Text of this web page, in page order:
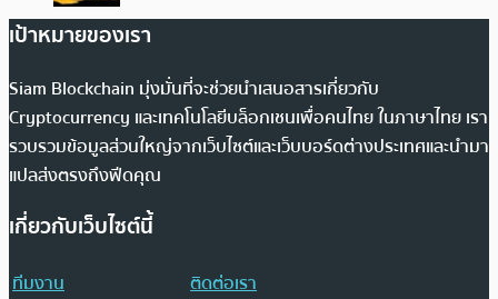
เป้าหมายของเรา
Siam Blockchain มุ่งมั่นที่จะช่วยนำเสนอสารเกี่ยวกับ
Cryptocurrency และเทคโนโลยีบล็อกเชนเพื่อคนไทย ในภาษาไทย เรา
รวบรวมข้อมูลส่วนใหญ่จากเว็บไซต์และเว็บบอร์ดต่างประเทศและนำมา
แปลส่งตรงถึงฟีดคุณ
เกี่ยวกับเว็บไซต์นี้
ทีมงาน
ติดต่อเรา